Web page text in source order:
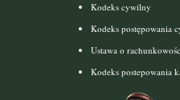
Kodeks cywilny
Kodeks postępowania
Ustawa o
Kodeks postepowania